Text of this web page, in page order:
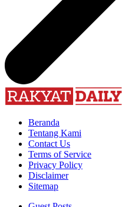
Beranda
Tentang Kami
Contact Us
Terms of Service
Privacy Policy
Disclaimer
Sitemap